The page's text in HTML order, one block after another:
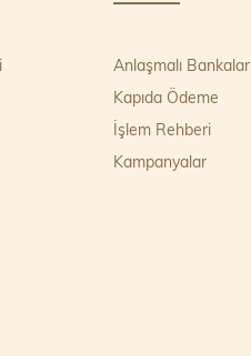
Anlaşmalı Bankalar
Kapıda Ödeme
İşlem Rehberi
Kampanyalar